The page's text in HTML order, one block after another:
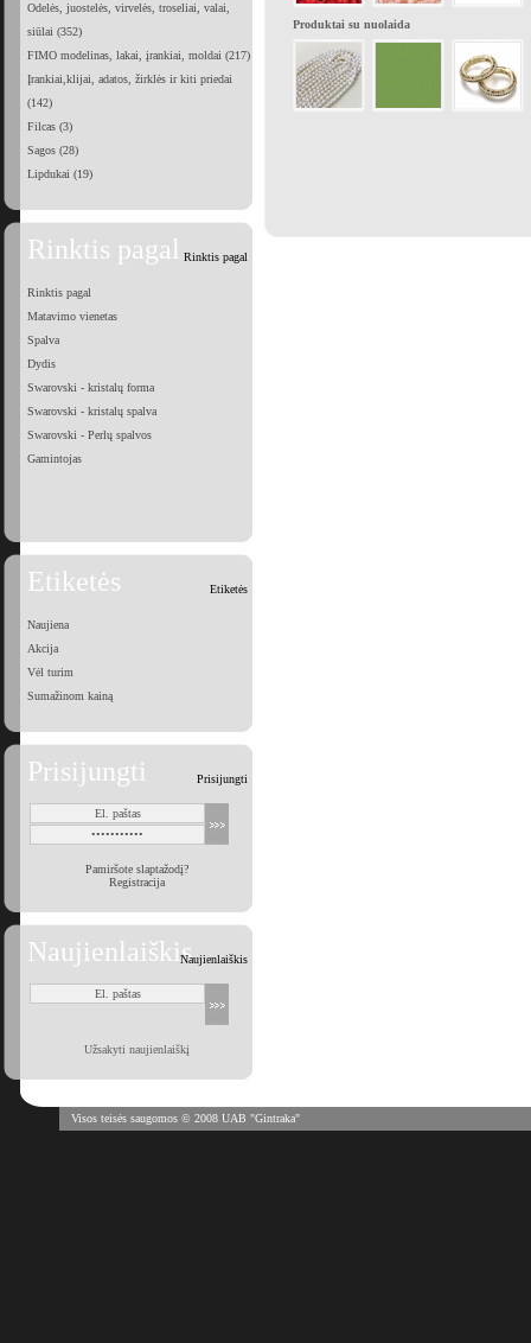
Odelės, juostelės, virvelės, troseliai, valai,
siūlai (352)
FIMO modelinas, lakai, įrankiai, moldai (217)
Įrankiai,klijai, adatos, žirklės ir kiti priedai
(142)
Filcas (3)
Sagos (28)
Lipdukai (19)
Rinktis pagal Rinktis pagal
Rinktis pagal
Matavimo vienetas
Spalva
Dydis
Swarovski - kristalų forma
Swarovski - kristalų spalva
Swarovski - Perlų spalvos
Gamintojas
Etiketės Etiketės
Naujiena
Akcija
Vėl turim
Sumažinom kainą
Prisijungti Prisijungti
Pamiršote slaptažodį?
Registracija
NaujienlaiškisNaujienlaiškis
Užsakyti naujienlaiškį
Produktai su nuolaida
Visos teisės saugomos © 2008 UAB "Gintraka"